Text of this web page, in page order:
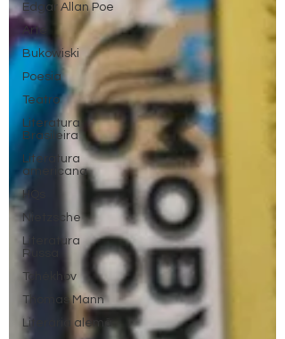
Edgar Allan Poe
Arte
Bukowiski
Poesia
Teatro
Literatura
Brasileira
Literatura
americana
HQs
Nietzsche
Literatura
Russa
Tchékhov
Thomas Mann
Literária alemã